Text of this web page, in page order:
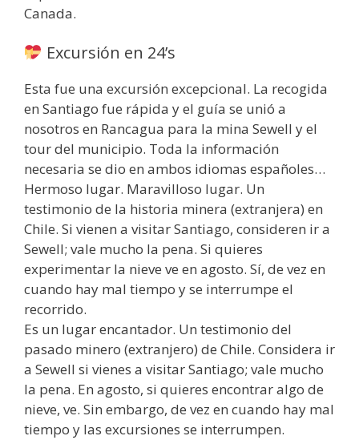
Canada.
Excursión en 24’s
Esta fue una excursión excepcional. La recogida
en Santiago fue rápida y el guía se unió a
nosotros en Rancagua para la mina Sewell y el
tour del municipio. Toda la información
necesaria se dio en ambos idiomas españoles…
Hermoso lugar. Maravilloso lugar. Un
testimonio de la historia minera (extranjera) en
Chile. Si vienen a visitar Santiago, consideren ir a
Sewell; vale mucho la pena. Si quieres
experimentar la nieve ve en agosto. Sí, de vez en
cuando hay mal tiempo y se interrumpe el
recorrido.
Es un lugar encantador. Un testimonio del
pasado minero (extranjero) de Chile. Considera ir
a Sewell si vienes a visitar Santiago; vale mucho
la pena. En agosto, si quieres encontrar algo de
nieve, ve. Sin embargo, de vez en cuando hay mal
tiempo y las excursiones se interrumpen.